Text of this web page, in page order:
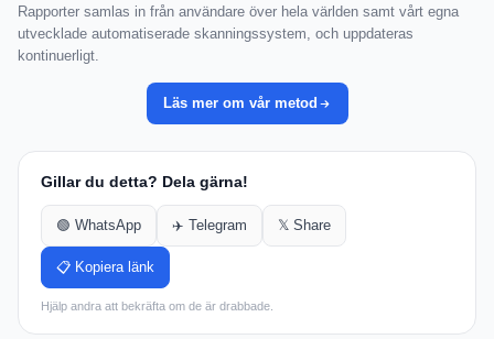
Rapporter samlas in från användare över hela världen samt vårt egna
utvecklade automatiserade skanningssystem, och uppdateras
kontinuerligt.
Läs mer om vår metod
Gillar du detta? Dela gärna!
🟢 WhatsApp ✈️ Telegram 𝕏 Share
📋 Kopiera länk
Hjälp andra att bekräfta om de är drabbade.